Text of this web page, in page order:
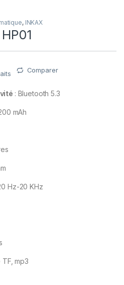
, INKAX
Comparer
: Bluetooth 5.3
mAh
Hz-20 KHz
mp3